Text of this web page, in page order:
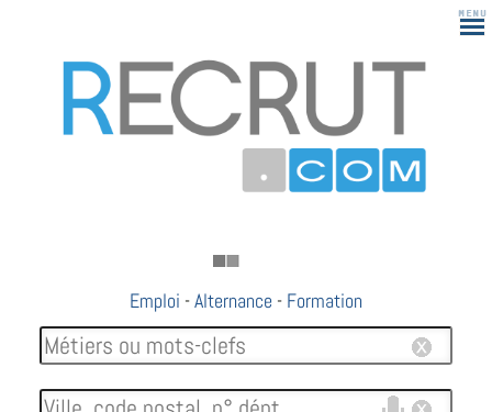
Emploi -Alternance - Formation